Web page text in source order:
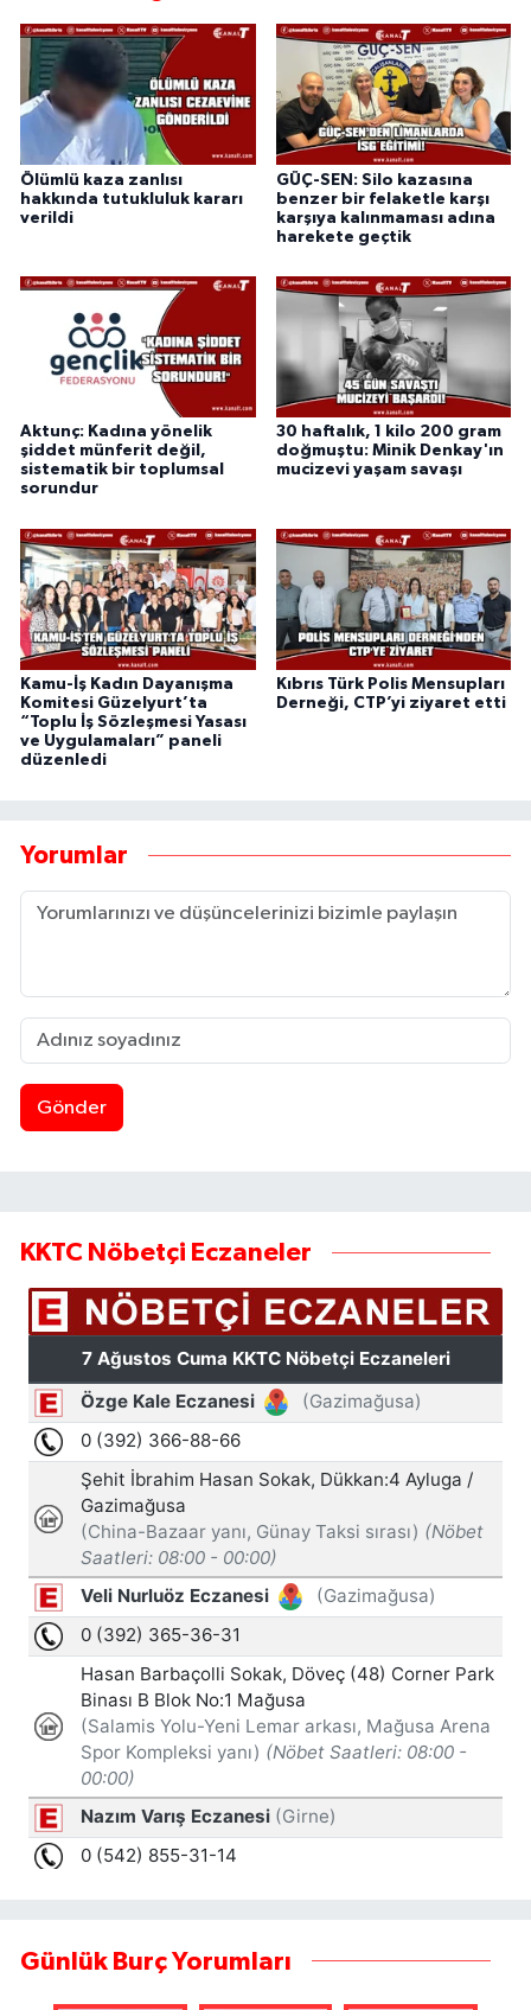
Ölümlü kaza zanlısı
hakkında tutukluluk kararı
verildi
GÜÇ-SEN: Silo kazasına
benzer bir felaketle karşı
karşıya kalınmaması adına
harekete geçtik
Aktunç: Kadına yönelik
şiddet münferit değil,
sistematik bir toplumsal
sorundur
30 haftalık, 1 kilo 200 gram
doğmuştu: Minik Denkay'ın
mucizevi yaşam savaşı
Kamu-İş Kadın Dayanışma
Komitesi Güzelyurt’ta
“Toplu İş Sözleşmesi Yasası
ve Uygulamaları” paneli
düzenledi
Kıbrıs Türk Polis Mensupları
Derneği, CTP’yi ziyaret etti
Yorumlar
Gönder
KKTC Nöbetçi Eczaneler
Günlük Burç Yorumları